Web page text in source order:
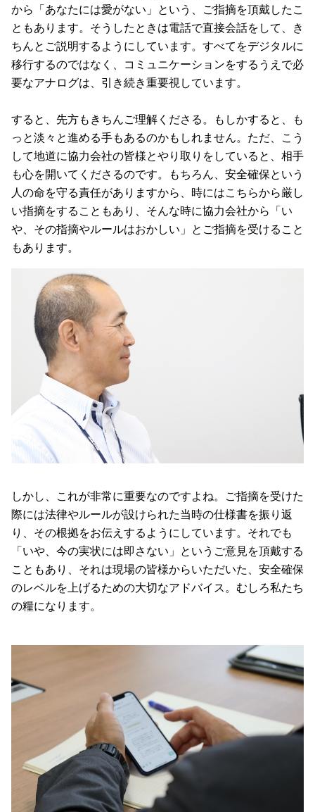
から「あなたには愛がない」という、ご指摘を頂戴したこ
ともあります。そうしたときは電話で直接会話をして、き
ちんとご説明するようにしています。すべてをデジタルに
移行するのではなく、コミュニケーションをするうえで必
要なアナログは、引き続き重要視しています。
すると、先方もきちんご理解くださる。もしかすると、も
っと淡々と進める手もあるのかもしれません。ただ、こう
して地道に協力会社の皆様とやり取りをしていると、相手
も心を開いてくださるのです。もちろん、安全確保という
人の命を守る責任がありますから、時にはこちらから厳し
い指摘をすることもあり、そんな時に協力会社から「い
や、その指摘やルールはおかしい」とご指摘を受けること
もあります。
しかし、これが非常に重要なのですよね。ご指摘を受けた
際には法律やルールが設けられた当時の仕様書を振り返
り、その根拠をお伝えするようにしています。それでも
「いや、今の実状には即さない」というご意見を頂戴する
こともあり、それは現場の皆様からいただいた、安全確保
のレベルを上げるための大切なアドバイス。むしろ私たち
の糧になります。